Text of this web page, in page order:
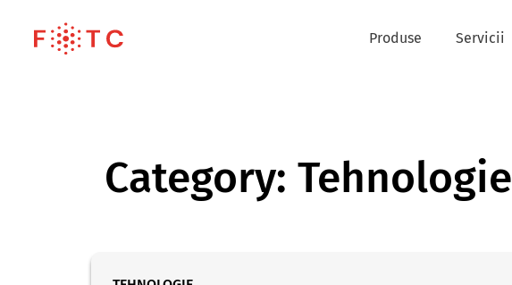
Produse Servicii
Category: Tehnologie